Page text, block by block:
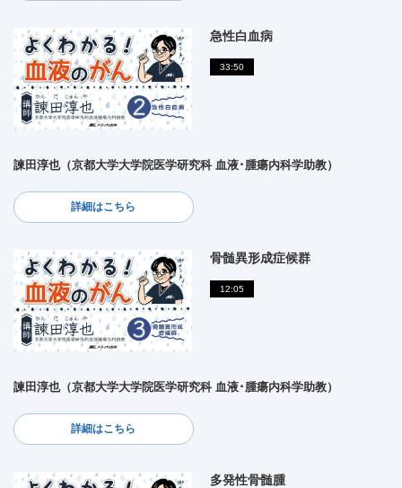
急性白血病
33:50
諫田淳也（京都大学大学院医学研究科 血液･腫瘍内科学助教）
詳細はこちら
骨髄異形成症候群
12:05
諫田淳也（京都大学大学院医学研究科 血液･腫瘍内科学助教）
詳細はこちら
多発性骨髄腫